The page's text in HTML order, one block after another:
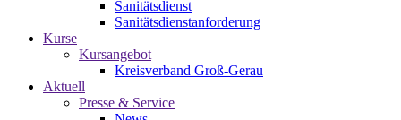
Sanitätsdienst
Sanitätsdienstanforderung
Kurse
Kursangebot
Kreisverband Groß-Gerau
Aktuell
Presse & Service